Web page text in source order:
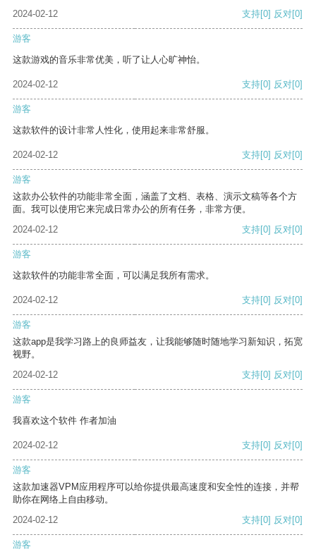
2024-02-12
支持[0] 反对[0]
游客
这款游戏的音乐非常优美，听了让人心旷神怡。
2024-02-12 支持[0] 反对[0]
游客
这款软件的设计非常人性化，使用起来非常舒服。
2024-02-12 支持[0] 反对[0]
游客
这款办公软件的功能非常全面，涵盖了文档、表格、演示文稿等各个方
面。我可以使用它来完成日常办公的所有任务，非常方便。
2024-02-12
支持[0] 反对[0]
游客
这款软件的功能非常全面，可以满足我所有需求。
2024-02-12 支持[0] 反对[0]
游客
这款app是我学习路上的良师益友，让我能够随时随地学习新知识，拓宽
视野。
2024-02-12
支持[0] 反对[0]
游客
我喜欢这个软件 作者加油
2024-02-12 支持[0] 反对[0]
游客
这款加速器VPM应用程序可以给你提供最高速度和安全性的连接，并帮
助你在网络上自由移动。
2024-02-12
支持[0] 反对[0]
游客